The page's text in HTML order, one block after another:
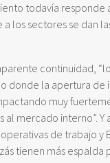
todavía responde
los sectores se dan
continuidad,
donde la apertura de
muy
mercado interno”. Y
de trabajo y
tienen más espalda